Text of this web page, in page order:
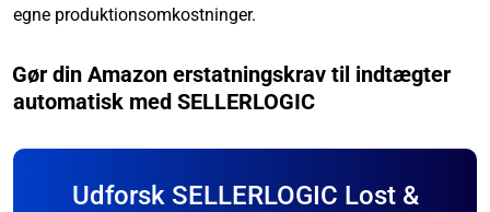
egne produktionsomkostninger.
Gør din Amazon erstatningskrav til indtægter
automatisk med SELLERLOGIC
Udforsk SELLERLOGIC Lost &